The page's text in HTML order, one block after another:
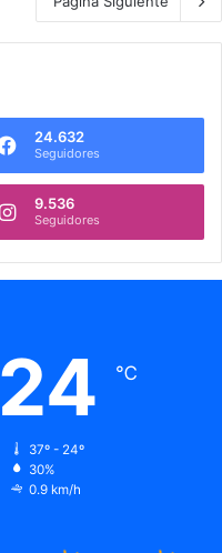
24.632
Seguidores
9.536
Seguidores
24 ℃
37º - 24º
30%
0.9 km/h